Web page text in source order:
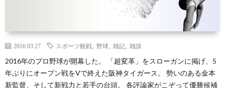
2016.03.27 スポーツ観戦 野球 雑記 雑談
2016年のプロ野球が開幕した。 「超変革」をスローガンに掲げ、5
年ぶりにオープン戦をVで終えた阪神タイガース。 勢いのある金本
新監督、そして新戦力と若手の台頭。 各評論家がこぞって優勝候補